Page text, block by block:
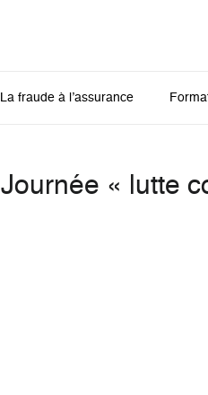
La fraude à l’assurance
Journée « lutte